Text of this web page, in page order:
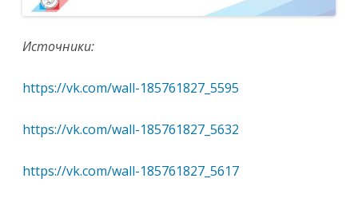
Источники:
https://vk.com/wall-185761827_5595
https://vk.com/wall-185761827_5632
https://vk.com/wall-185761827_5617